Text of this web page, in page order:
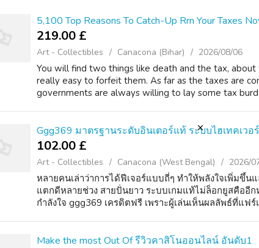
5,100 Top Reasons To Catch-Up Rrn Your Taxes
219.00 £
Art - Collectibles Canacona (Bihar) 2026/08/06
You will find two things like death and the tax,
really easy to forfeit them. As far as the taxes are
governments are always willing to lay some tax
Ggg369 มาตรฐานระดับอินเตอร์แท้ ระบบไฮเทคเว
102.00 £
Art - Collectibles Canacona (West Bengal) 2026/
หลายคนเล่าว่าการได้ฟีเจอร์แบบถี่ๆ ทำให้พลังใจเพิ่มขึ้น
แตกดีหลายช่วง สายปั่นยาว ระบบเกมแท้ไม่ล็อกยูสคืออีก
กำลังใจ ggg369 เครดิตฟรี เพราะผู้เล่นเห็นผลลัพธ์ที่แฟร์
Make the most Out Of รีวิวคาสิโนออนไลน์ อันดับ1